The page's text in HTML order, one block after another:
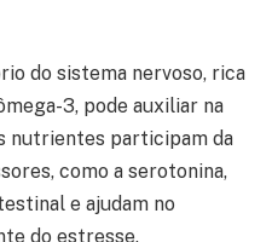
do sistema nervoso, rica
3, pode auxiliar na
nutrientes participam da
como a serotonina,
e ajudam no
do estresse.